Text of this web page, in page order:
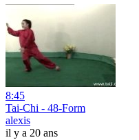
8:45
Tai-Chi - 48-Form
alexis
il y a 20 ans